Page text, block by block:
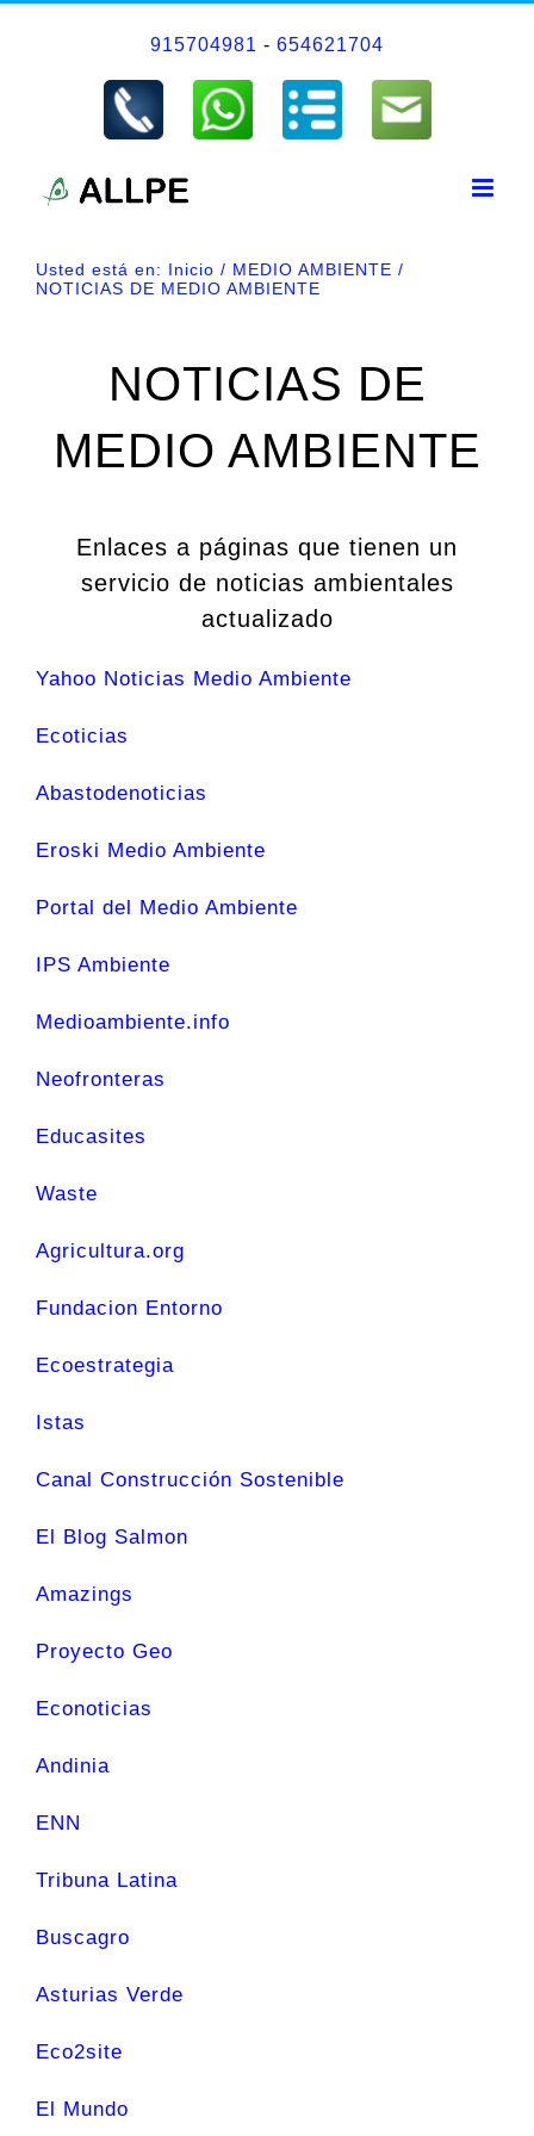
915704981 - 654621704
Usted está en: Inicio
MEDIO AMBIENTE
NOTICIAS DE MEDIO AMBIENTE
NOTICIAS DE
MEDIO AMBIENTE
Enlaces a páginas que tienen un
servicio de noticias ambientales
actualizado
Yahoo Noticias Medio Ambiente
Ecoticias
Abastodenoticias
Eroski Medio Ambiente
Portal del Medio Ambiente
IPS Ambiente
Medioambiente.info
Neofronteras
Educasites
Waste
Agricultura.org
Fundacion Entorno
Ecoestrategia
Istas
Canal Construcción Sostenible
El Blog Salmon
Amazings
Proyecto Geo
Econoticias
Andinia
ENN
Tribuna Latina
Buscagro
Asturias Verde
Eco2site
El Mundo